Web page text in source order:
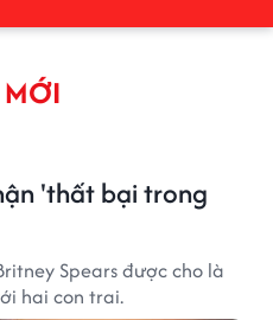
'thất bại trong
Spears được cho là
hai con trai.